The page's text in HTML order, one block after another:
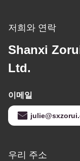
저희와 연락
Shanxi
Ltd.
이메일
우리 주소